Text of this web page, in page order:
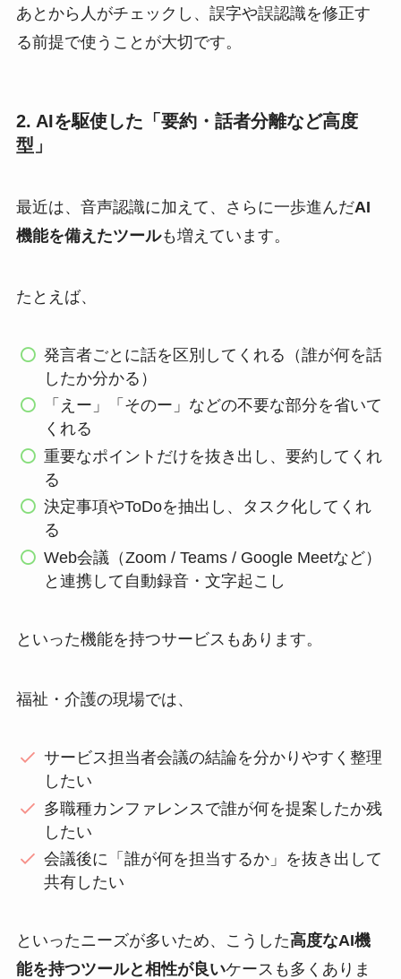
あとから人がチェックし、誤字や誤認識を修正す
る前提で使うことが大切です。
2. AIを駆使した「要約・話者分離など高度
型」
最近は、音声認識に加えて、さらに一歩進んだAI
機能を備えたツールも増えています。
たとえば、
発言者ごとに話を区別してくれる（誰が何を話
したか分かる）
「えー」「そのー」などの不要な部分を省いて
くれる
重要なポイントだけを抜き出し、要約してくれ
る
決定事項やToDoを抽出し、タスク化してくれ
る
Web会議（Zoom / Teams / Google Meetなど）
と連携して自動録音・文字起こし
といった機能を持つサービスもあります。
福祉・介護の現場では、
サービス担当者会議の結論を分かりやすく整理
したい
多職種カンファレンスで誰が何を提案したか残
したい
会議後に「誰が何を担当するか」を抜き出して
共有したい
といったニーズが多いため、こうした高度なAI機
能を持つツールと相性が良いケースも多くありま